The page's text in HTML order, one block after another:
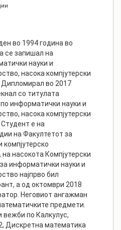
во 1994 година во
се запишал на
науки и
насока компјутерски
во 2017
со титулата
информатички науки и
насока компјутерски
е на
на Факултетот за
насокота Компјутерски
информатички науки и
најпрво бил
а од октомври 2018
Неговиот ангажман
предмети.
по Калкулус,
Дискретна математика